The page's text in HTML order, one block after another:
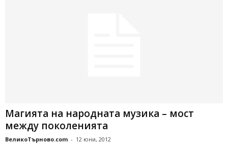
Магията на народната музика – мост
между поколенията
ВеликоТърново.com - 12 юни, 2012